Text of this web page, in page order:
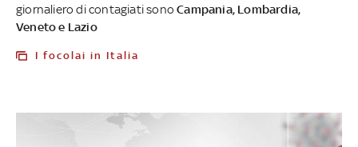
giornaliero di contagiati sonoCampania, Lombardia,
Veneto e Lazio
I focolai in Italia